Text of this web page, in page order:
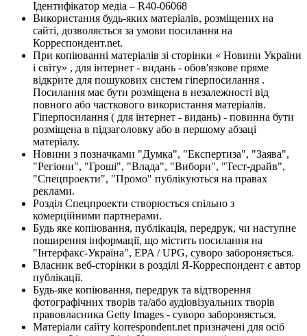
Ідентифікатор медіа – R40-06068
Використання будь-яких матеріалів, розміщених на
сайті, дозволяється за умови посилання на
Корреспондент.net.
При копіюванні матеріалів зі сторінки « Новини України
і світу» , для інтернет - видань - обов'язкове пряме
відкрите для пошукових систем гіперпосилання .
Посилання має бути розміщена в незалежності від
повного або часткового використання матеріалів.
Гіперпосилання ( для інтернет - видань) - повинна бути
розміщена в підзаголовку або в першому абзаці
матеріалу.
Новини з позначками "Думка", "Експертиза", "Заява",
"Регіони", "Гроші", "Влада", "Вибори", "Тест-драйв",
"Спецпроекти", "Промо" публікуються на правах
реклами.
Розділ Спецпроекти створюється спільно з
комерційними партнерами.
Будь яке копіювання, публікація, передрук, чи наступне
поширення інформації, що містить посилання на
"Інтерфакс-Україна", EPA / UPG, суворо забороняється.
Власник веб-сторінки в розділі Я-Корреспондент є автор
публікації.
Будь-яке копіювання, передрук та відтворення
фотографічних творів та/або аудіовізуальних творів
правовласника Getty Images - суворо забороняється.
Матеріали сайту korrespondent.net призначені для осіб